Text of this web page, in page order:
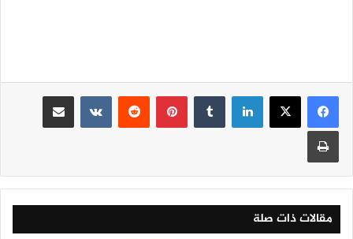
لينكدإن بينتيريست
مقالات ذات صلة